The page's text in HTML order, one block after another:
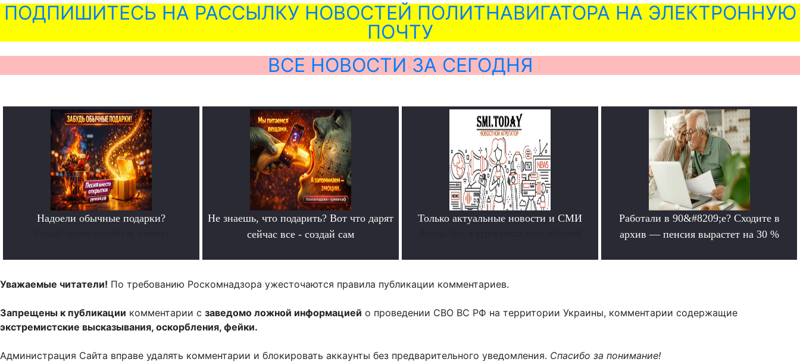
ПОДПИШИТЕСЬ НА РАССЫЛКУ НОВОСТЕЙ ПОЛИТНАВИГАТОРА НА ЭЛЕКТРОННУЮ
ПОЧТУ
ВСЕ НОВОСТИ ЗА СЕГОДНЯ
Надоели обычные подарки?
Не знаешь, что подарить? Вот что дарят
сейчас все - создай сам
Только актуальные новости и СМИ
Работали в 90&#8209;е? Сходите в
архив — пенсия вырастет на 30 %
Уважаемые читатели! По требованию Роскомнадзора ужесточаются правила публикации комментариев.
Запрещены к публикации комментарии с заведомо ложной информацией о проведении СВО ВС РФ на территории Украины, комментарии содержащие
экстремистские высказывания, оскорбления, фейки.
Администрация Сайта вправе удалять комментарии и блокировать аккаунты без предварительного уведомления. Спасибо за понимание!